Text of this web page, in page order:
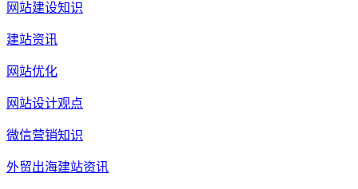
网站建设知识
建站资讯
网站优化
网站设计观点
微信营销知识
外贸出海建站资讯